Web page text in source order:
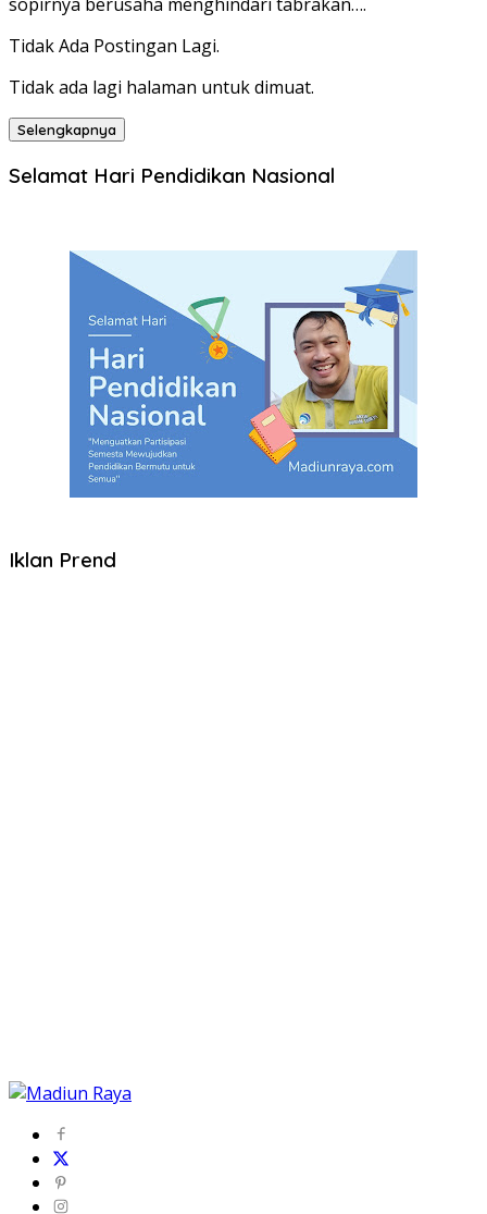
Tidak Ada Postingan Lagi.
Tidak ada lagi halaman untuk dimuat.
Selengkapnya
Selamat Hari Pendidikan Nasional
Iklan Prend